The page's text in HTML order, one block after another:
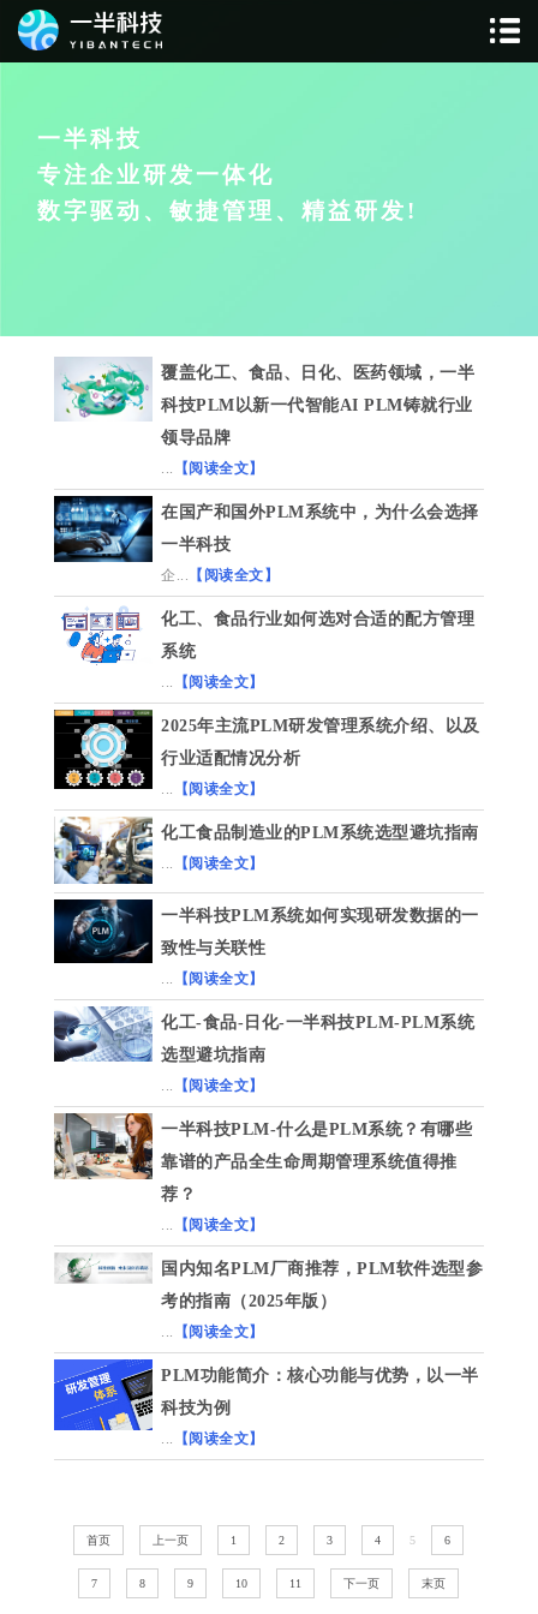
一半科技
专注企业研发一体化
数字驱动、敏捷管理、精益研发!
覆盖化工、食品、日化、医药领域，一半
科技PLM以新一代智能AI PLM铸就行业
领导品牌
... 【阅读全文】
在国产和国外PLM系统中，为什么会选择
一半科技
企... 【阅读全文】
化工、食品行业如何选对合适的配方管理
系统
... 【阅读全文】
2025年主流PLM研发管理系统介绍、以及
行业适配情况分析
... 【阅读全文】
化工食品制造业的PLM系统选型避坑指南
... 【阅读全文】
一半科技PLM系统如何实现研发数据的一
致性与关联性
【阅读全文】
化工-食品-日化-一半科技PLM-PLM系统
选型避坑指南
【阅读全文】
一半科技PLM-什么是PLM系统？有哪些
靠谱的产品全生命周期管理系统值得推
荐？
【阅读全文】
国内知名PLM厂商推荐，PLM软件选型参
考的指南（2025年版）
【阅读全文】
PLM功能简介：核心功能与优势，以一半
科技为例
【阅读全文】
首页 上一页 1 2 3 4 5 6
7 8 9 10 11 下一页 末页